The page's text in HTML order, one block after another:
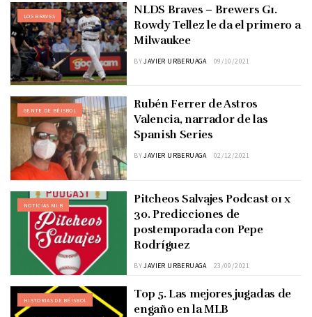
LOS BRAVES
NLDS Braves – Brewers G1.
Rowdy Tellez le da el primero a
Milwaukee
BYJAVIER URBERUAGA 09/10/2021
GENTE DE BÉISBOL
Rubén Ferrer de Astros
Valencia, narrador de las
Spanish Series
BYJAVIER URBERUAGA 02/12/2021
NOTICIAS MLB
Pitcheos Salvajes Podcast 01 x
30. Predicciones de
postemporada con Pepe
Rodríguez
BYJAVIER URBERUAGA 23/09/2021
HISTORIAS DE BÉISBOL
Top 5. Las mejores jugadas de
engaño en la MLB